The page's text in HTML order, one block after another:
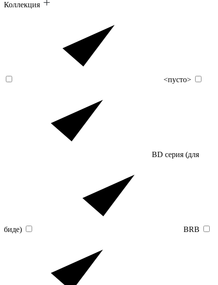
Коллекция
<пусто>
BD серия (для
биде) BRB